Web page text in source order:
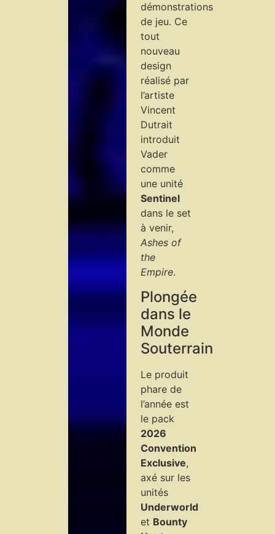
démonstrations
de jeu. Ce
tout
nouveau
design
réalisé par
l’artiste
Vincent
Dutrait
introduit
Vader
comme
une unité
Sentinel
dans le set
à venir,
Ashes of
the
Empire.
Plongée
dans le
Monde
Souterrain
Le produit
phare de
l’année est
le pack
2026
Convention
Exclusive,
axé sur les
unités
Underworld
et Bounty